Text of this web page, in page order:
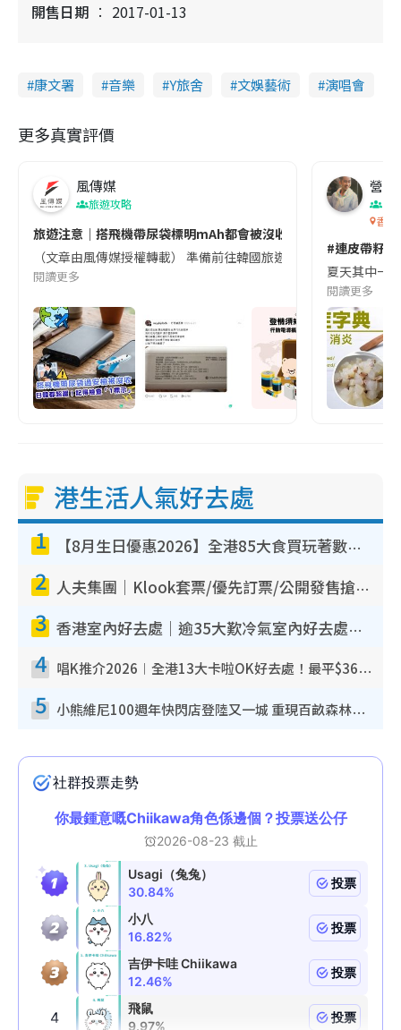
開售日期 2017-01-13
康文署 音樂 Y旅舍 文娛藝術 演唱會
更多真實評價
風傳媒
旅遊攻略
旅遊注意｜搭飛機帶尿袋標明mAh都會被沒收😱出發前切記檢查
（文章由風傳媒授權轉載） 準備前往韓國旅遊的民眾，近期要
閱讀更多
營養
香港
#連皮帶籽
夏天其中一
閱讀更多
港生活人氣好去處
1 【8月生日優惠2026】全港85大食買玩著數攻略 自助餐/火鍋放題同行免費＋誠品/DONKI送現金券
2 人夫集團｜Klook套票/優先訂票/公開發售搶飛攻略！附票價.購票連結.場地座位表
3 香港室內好去處｜逾35大歎冷氣室內好去處推介 室內活動免費避雨無懼落雨
4 唱K推介2026︱全港13大卡啦OK好去處！最平$36起 日文K都有！(附地址+收費詳情)
5 小熊維尼100週年快閃店登陸又一城 重現百畝森林經典場景／獨家限定盲盒登場／專屬DIY香水